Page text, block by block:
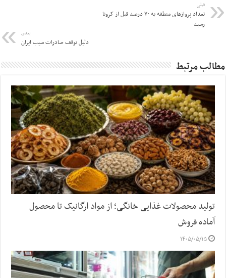
قبلی
تعداد پروازهای منطقه به ۷۰ درصد قبل از کرونا
رسید
بعدی
دلیل توقف صادرات سیب ایران
مطالب مرتبط
تولید محصولات غذایی خانگی؛ از مواد ارگانیک تا محصول
آماده فروش
۱۴۰۵/۰۵/۱۵